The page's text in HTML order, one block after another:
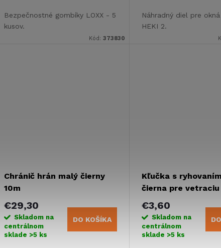
Bezpečnostné gombíky LOXX - 5
kusov.
Kód:373830
Náhradný diel pre
HEKI 2.
Chránič hrán malý čierny
10m
€29,30
Skladom na
centrálnom
sklade >5 ks
DO KOŠÍKA
Kľučka s
čierna pre vetraciu
31
€3,60
Skladom na
centrálnom
sklade >5 ks